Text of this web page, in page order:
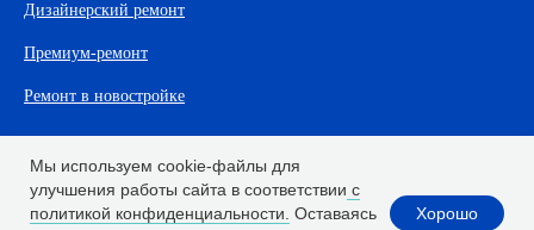
Дизайнерский ремонт
Премиум-ремонт
Ремонт в новостройке
Мы используем cookie-файлы для
улучшения работы сайта в соответствии с
политикой конфиденциальности. Оставаясь
Хорошо